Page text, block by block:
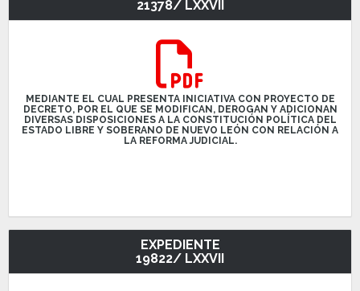
21378/ LXXVII
MEDIANTE EL CUAL PRESENTA INICIATIVA CON PROYECTO DE
DECRETO, POR EL QUE SE MODIFICAN, DEROGAN Y ADICIONAN
DIVERSAS DISPOSICIONES A LA CONSTITUCIÓN POLÍTICA DEL
ESTADO LIBRE Y SOBERANO DE NUEVO LEÓN CON RELACIÓN A
LA REFORMA JUDICIAL.
EXPEDIENTE
19822/ LXXVII